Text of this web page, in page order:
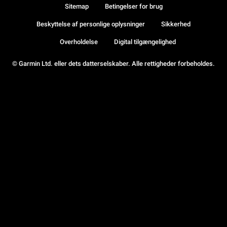
© Garmin Ltd. eller dets datterselskaber. Alle rettigheder forbeholdes.
Sitemap Betingelser for brug
Beskyttelse af personlige oplysninger Sikkerhed
Overholdelse Digital tilgængelighed